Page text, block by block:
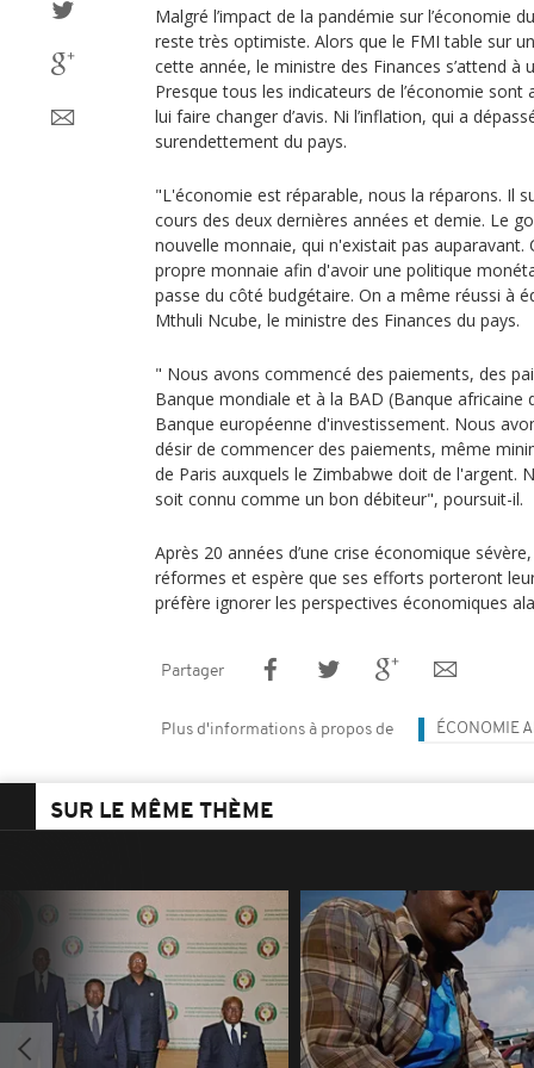
Malgré l’impact de la pandémie sur l’économie
reste très optimiste. Alors que le FMI table sur
cette année, le ministre des Finances s’attend à
Presque tous les indicateurs de l’économie
lui faire changer d’avis. Ni l’inflation, qui a
surendettement du pays.
"L'économie est réparable, nous la réparons. Il
cours des deux dernières années et demie. Le
nouvelle monnaie, qui n'existait pas auparavant.
propre monnaie afin d'avoir une politique
passe du côté budgétaire. On a même réussi à
Mthuli Ncube, le ministre des Finances du pays.
" Nous avons commencé des paiements, des
Banque mondiale et à la BAD (Banque africaine
Banque européenne d'investissement. Nous
désir de commencer des paiements, même
de Paris auxquels le Zimbabwe doit de l'argent.
soit connu comme un bon débiteur", poursuit-il.
Après 20 années d’une crise économique
réformes et espère que ses efforts porteront
préfère ignorer les perspectives économiques
Partager
Plus d'informations à propos de ÉCONOMIE
SUR LE MÊME THÈME